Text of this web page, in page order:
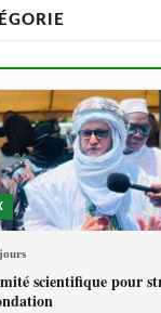
scientifique pour